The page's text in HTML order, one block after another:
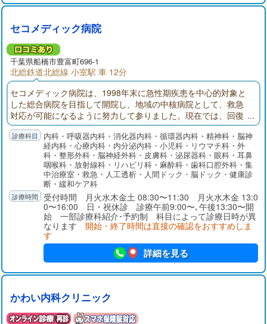
セコメディック病院
千葉県船橋市豊富町696-1
北総鉄道北総線 小室駅 車 12分
セコメディック病院は、1998年末に急性期疾患を中心的対象と
した総合病院を目指して開院し、地域の中核病院として、救急
対応が可能になるように努力して参りました。現在では、回復
期リハビリテーション病棟、地域包括ケア病棟を備え、在宅医
療にも注力しております。
内科・呼吸器内科・消化器内科・循環器内科・精神科・脳神
経内科・心療内科・内分泌内科・小児科・リウマチ科・外
科・整形外科・脳神経外科・皮膚科・泌尿器科・眼科・耳鼻
咽喉科・放射線科・リハビリ科・麻酔科・歯科口腔外科・集
中治療室・救急・人工透析・人間ドック・脳ドック・健康診
断・緩和ケア科
受付時間 月火水木金土 08:30〜11:30 月火水木金 13:0
0〜16:00 日・祝休診 診療午前9:00〜､午後13:30〜開
始 一部診療科紹介･予約制 科目によって診療日時が異
なります 開始・終了時間は直接の確認をおすすめしま
す
詳細を見る
かわい内科クリニック